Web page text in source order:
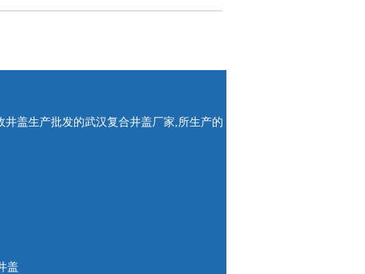
井盖生产批发的武汉复合井盖厂家,所生产的
盖